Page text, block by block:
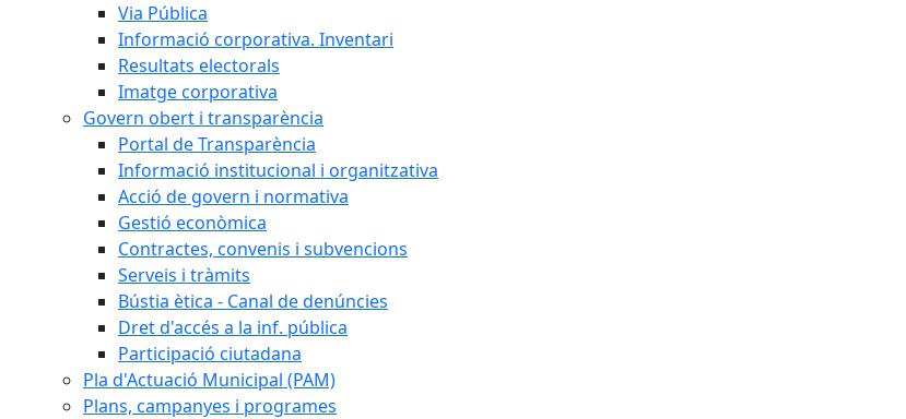
Via Pública
Informació corporativa. Inventari
Resultats electorals
Imatge corporativa
Govern obert i transparència
Portal de Transparència
Informació institucional i organitzativa
Acció de govern i normativa
Gestió econòmica
Contractes, convenis i subvencions
Serveis i tràmits
Bústia ètica - Canal de denúncies
Dret d'accés a la inf. pública
Participació ciutadana
Pla d'Actuació Municipal (PAM)
Plans, campanyes i programes